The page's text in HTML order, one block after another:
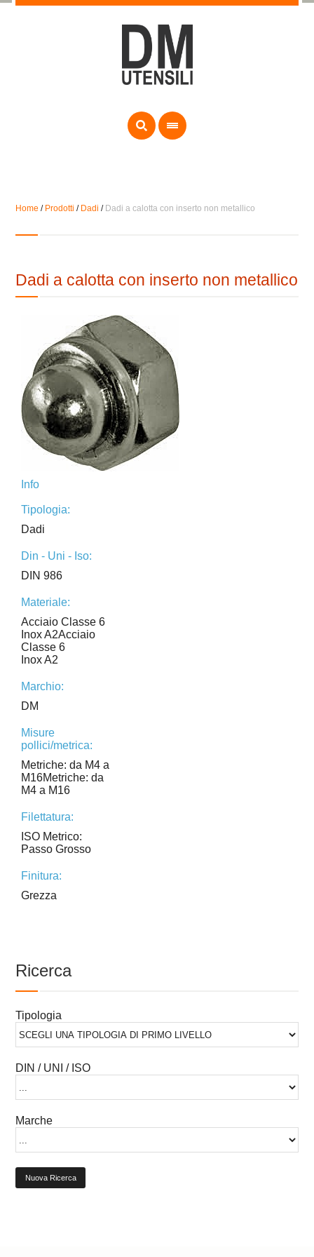
Home / Prodotti / Dadi / Dadi a calotta con inserto non metallico
Dadi a calotta con inserto non metallico
Info
Tipologia:
Dadi
Din - Uni - Iso:
DIN 986
Materiale:
Acciaio Classe 6
Inox A2Acciaio
Classe 6
Inox A2
Marchio:
DM
Misure
pollici/metrica:
Metriche: da M4 a
M16Metriche: da
M4 a M16
Filettatura:
ISO Metrico:
Passo Grosso
Finitura:
Grezza
Ricerca
Tipologia
DIN / UNI / ISO
Marche
Nuova Ricerca